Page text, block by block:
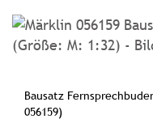
Bausatz
056159)